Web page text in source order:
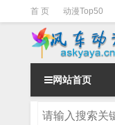
首 页 动漫Top50
斗罗3 火影 一拳
网站首页